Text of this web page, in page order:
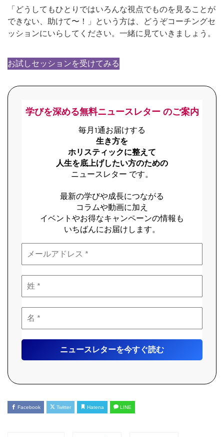
「どうしてもひとりではいろんな視点でものを見ることが
できない、助けて〜！」という方は、どうぞコーチングセ
ッションにいらしてください。一緒に見ていきましょう。
お試しセッションを受けてみる
学びを深める無料ニュースレター のご案内
毎月1通お届けする
生き方を
ホリスティックに整えて
人生を底上げしたい方のための
ニュースレター です。
最新の学びや成長につながる
コラムや動画に加え
イベントやお得なキャンペーンの情報も
いちばんにお届けします。
Facebook Twitter Hatena LINE